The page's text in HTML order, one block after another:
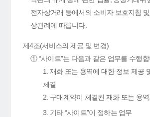
전자상거래 등에서의 소비자 보호지침
상관례에 따릅니다.
제4조(서비스의 제공 및 변경)
① “사이트”는 다음과 같은 업무를 수행합
1. 재화 또는 용역에 대한 정보 제공
체결
2. 구매계약이 체결된 재화 또는 용
3. 기타 “사이트”이 정하는 업무